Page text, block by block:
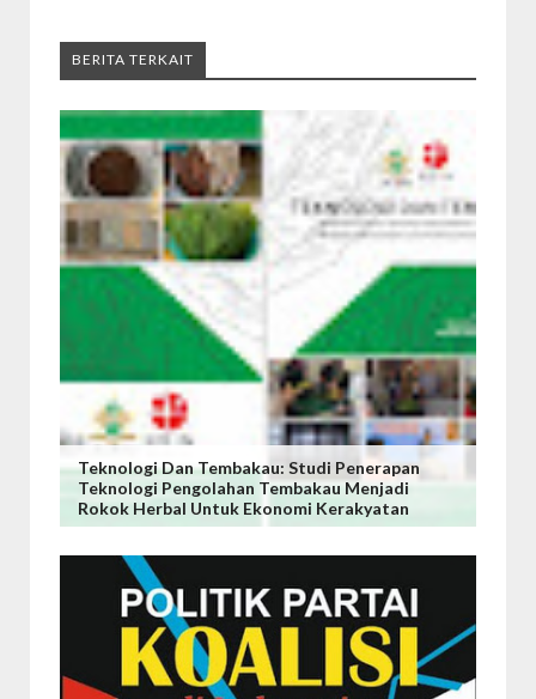
BERITA TERKAIT
Teknologi Dan Tembakau: Studi Penerapan
Teknologi Pengolahan Tembakau Menjadi
Rokok Herbal Untuk Ekonomi Kerakyatan